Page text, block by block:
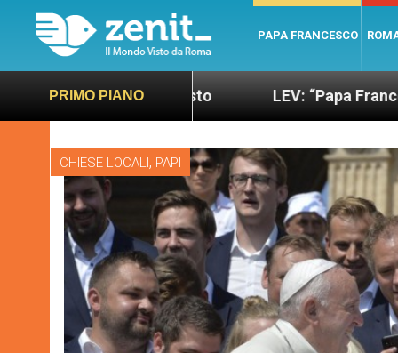
PAPA FRANCESCO
PRIMO PIANO
sano e giusto LEV: “Papa Francesco. Un
CHIESE LOCALI, PAPI